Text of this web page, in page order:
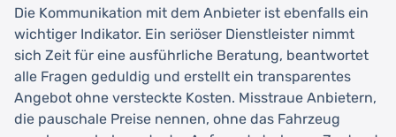
Die Kommunikation mit dem Anbieter ist ebenfalls ein
wichtiger Indikator. Ein seriöser Dienstleister nimmt
sich Zeit für eine ausführliche Beratung, beantwortet
alle Fragen geduldig und erstellt ein transparentes
Angebot ohne versteckte Kosten. Misstraue Anbietern,
die pauschale Preise nennen, ohne das Fahrzeug